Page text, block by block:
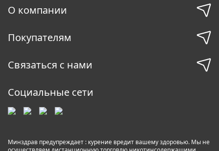
О компании
Покупателям
Связаться с нами
Социальные сети
Минздрав предупреждает : курение вредит вашему здоровью. Мы не